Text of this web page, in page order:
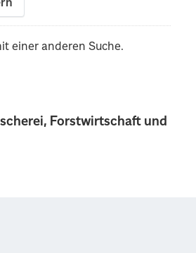
Forstwirtschaft und
einer anderen Suche.